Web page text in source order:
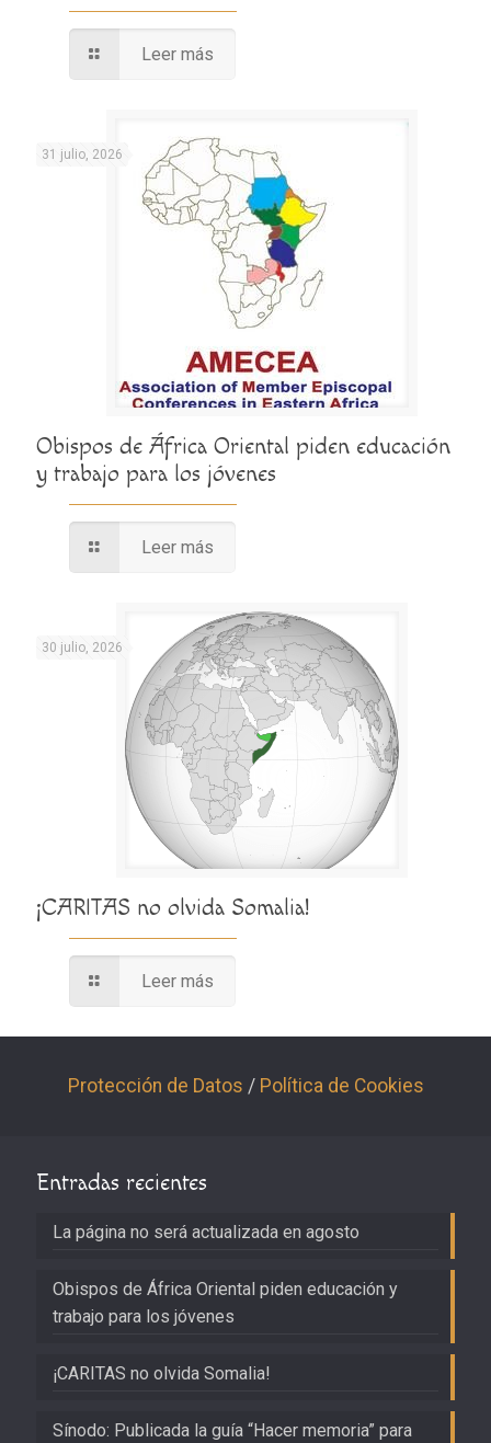
Leer más
31 julio, 2026
Obispos de África Oriental piden educación
y trabajo para los jóvenes
Leer más
30 julio, 2026
¡CARITAS no olvida Somalia!
Leer más
Protección de Datos / Política de Cookies
Entradas recientes
La página no será actualizada en agosto
Obispos de África Oriental piden educación y
trabajo para los jóvenes
¡CARITAS no olvida Somalia!
Sínodo: Publicada la guía “Hacer memoria” para